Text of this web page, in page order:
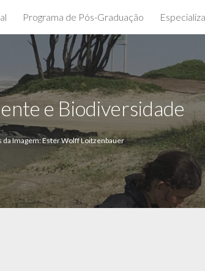
Skip to navigation
Programa de Pós-Graduação
e Biodiversidade
da Imagem: Ester Wolff Loitzenbauer